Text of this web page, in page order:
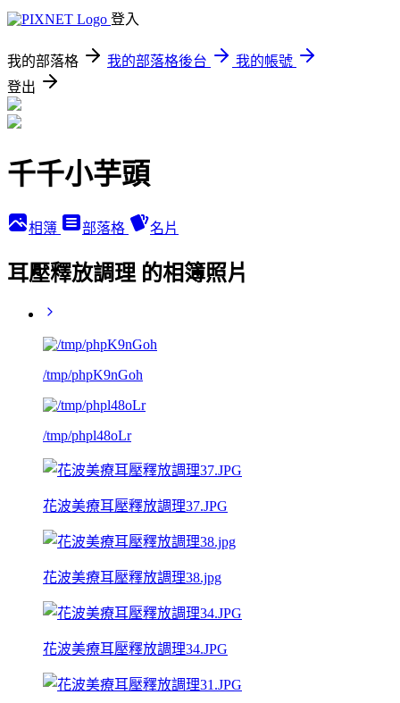
登入
我的部落格 我的部落格後台
我的帳號
登出
千千小芋頭
相簿 部落格 名片
耳壓釋放調理 的相簿照片
/tmp/phpK9nGoh
/tmp/phpl48oLr
花波美療耳壓釋放調理37.JPG
花波美療耳壓釋放調理38.jpg
花波美療耳壓釋放調理34.JPG